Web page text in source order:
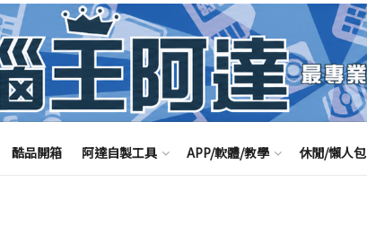
酷品開箱 阿達自製工具 APP/軟體/教學 休閒/懶人包